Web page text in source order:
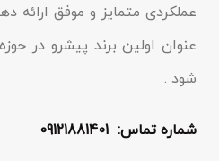
عملکردى متمایز و موفق ارائه
عنوان اولین برند پیشرو در
شود .
شماره تماس: 09121881401